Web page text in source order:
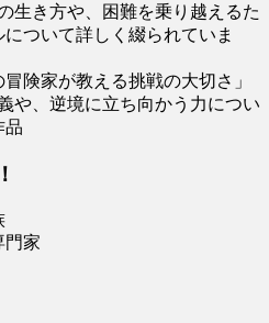
生き方や、困難を乗り越えるた
ついて詳しく綴られていま
冒険家が教える挑戦の大切さ」
や、逆境に立ち向かう力につい
品
門家